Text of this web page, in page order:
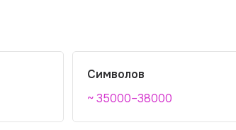
Символов
~ 35000–38000